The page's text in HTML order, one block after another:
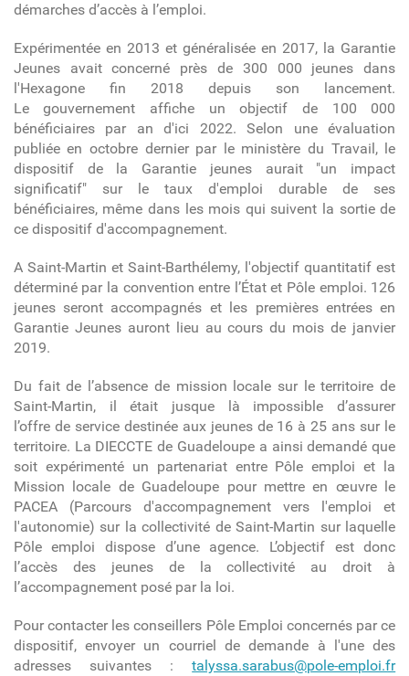
démarches d’accès à l’emploi.
Expérimentée en 2013 et généralisée en 2017, la Garantie
Jeunes avait concerné près de 300 000 jeunes dans
l'Hexagone fin 2018 depuis son lancement.
Le gouvernement affiche un objectif de 100 000
bénéficiaires par an d'ici 2022. Selon une évaluation
publiée en octobre dernier par le ministère du Travail, le
dispositif de la Garantie jeunes aurait "un impact
significatif" sur le taux d'emploi durable de ses
bénéficiaires, même dans les mois qui suivent la sortie de
ce dispositif d'accompagnement.
A Saint-Martin et Saint-Barthélemy, l'objectif quantitatif est
déterminé par la convention entre l’État et Pôle emploi. 126
jeunes seront accompagnés et les premières entrées en
Garantie Jeunes auront lieu au cours du mois de janvier
2019.
Du fait de l’absence de mission locale sur le territoire de
Saint-Martin, il était jusque là impossible d’assurer
l’offre de service destinée aux jeunes de 16 à 25 ans sur le
territoire. La DIECCTE de Guadeloupe a ainsi demandé que
soit expérimenté un partenariat entre Pôle emploi et la
Mission locale de Guadeloupe pour mettre en œuvre le
PACEA (Parcours d'accompagnement vers l'emploi et
l'autonomie) sur la collectivité de Saint-Martin sur laquelle
Pôle emploi dispose d’une agence. L’objectif est donc
l’accès des jeunes de la collectivité au droit à
l’accompagnement posé par la loi.
Pour contacter les conseillers Pôle Emploi concernés par ce
dispositif, envoyer un courriel de demande à l'une des
adresses suivantes :talyssa.sarabus@pole-emploi.fr